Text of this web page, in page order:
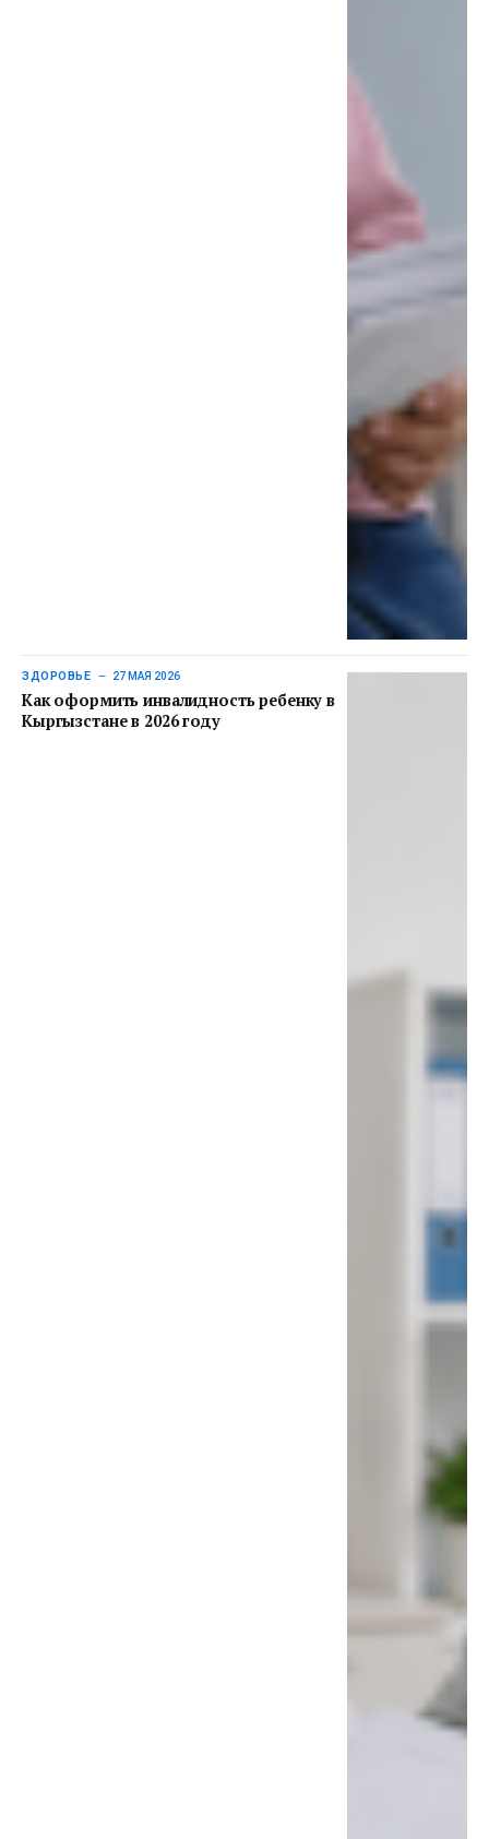
ЗДОРОВЬЕ 27 МАЯ 2026
Как оформить инвалидность ребенку в
Кыргызстане в 2026 году